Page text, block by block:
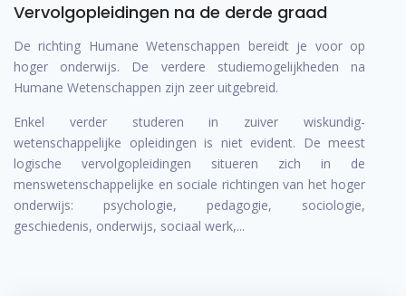
Vervolgopleidingen na de derde graad
De richting Humane Wetenschappen bereidt je voor op
hoger onderwijs. De verdere studiemogelijkheden na
Humane Wetenschappen zijn zeer uitgebreid.
Enkel verder studeren in zuiver wiskundig-
wetenschappelijke opleidingen is niet evident. De meest
logische vervolgopleidingen situeren zich in de
menswetenschappelijke en sociale richtingen van het hoger
onderwijs: psychologie, pedagogie, sociologie,
geschiedenis, onderwijs, sociaal werk,...